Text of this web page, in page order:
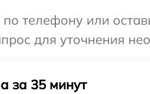
телефону или
для уточнения
за 35 минут